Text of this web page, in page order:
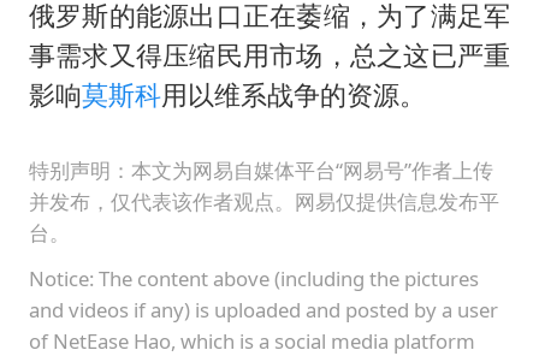
俄罗斯的能源出口正在萎缩，为了满足军
事需求又得压缩民用市场，总之这已严重
影响莫斯科用以维系战争的资源。
特别声明：本文为网易自媒体平台“网易号”作者上传
并发布，仅代表该作者观点。网易仅提供信息发布平
台。
Notice: The content above (including the pictures
and videos if any) is uploaded and posted by a user
of NetEase Hao, which is a social media platform